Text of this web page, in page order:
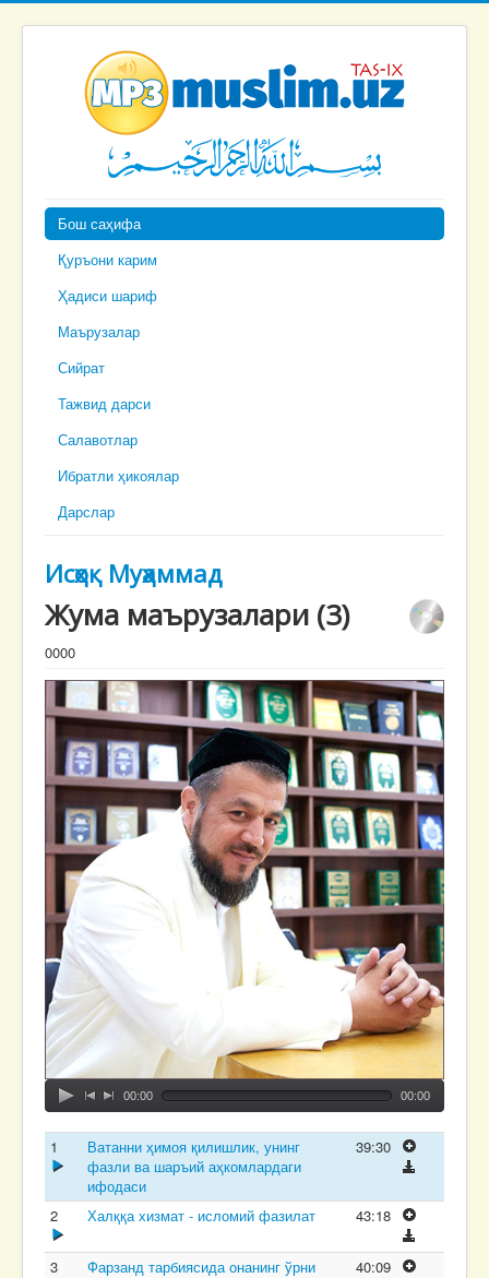
Бош саҳифа
Қуръони карим
Ҳадиси шариф
Маърузалар
Сийрат
Тажвид дарси
Салавотлар
Ибратли ҳикоялар
Дарслар
Исҳоқ Муҳаммад
Жума маърузалари (3)
0000
00:00 00:00
1
Ватанни ҳимоя қилишлик, унинг
фазли ва шаръий аҳкомлардаги
ифодаси
39:30
2 Халққа хизмат - исломий фазилат 43:18
3 Фарзанд тарбиясида онанинг ўрни 40:09